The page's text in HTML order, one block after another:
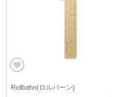
Rollbahn(ロルバーン)